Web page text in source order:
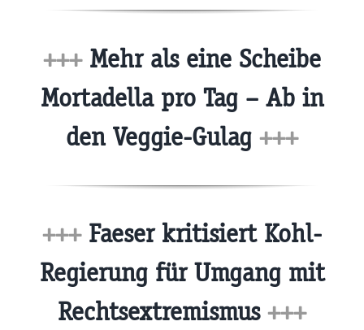
+++ Mehr als eine Scheibe
Mortadella pro Tag – Ab in
den Veggie-Gulag +++
+++ Faeser kritisiert Kohl-
Regierung für Umgang mit
Rechtsextremismus +++